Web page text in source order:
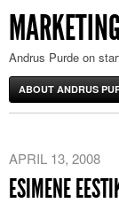
Andrus Purde on
ABOUT ANDRUS
APRIL 13, 2008
ESIMENE